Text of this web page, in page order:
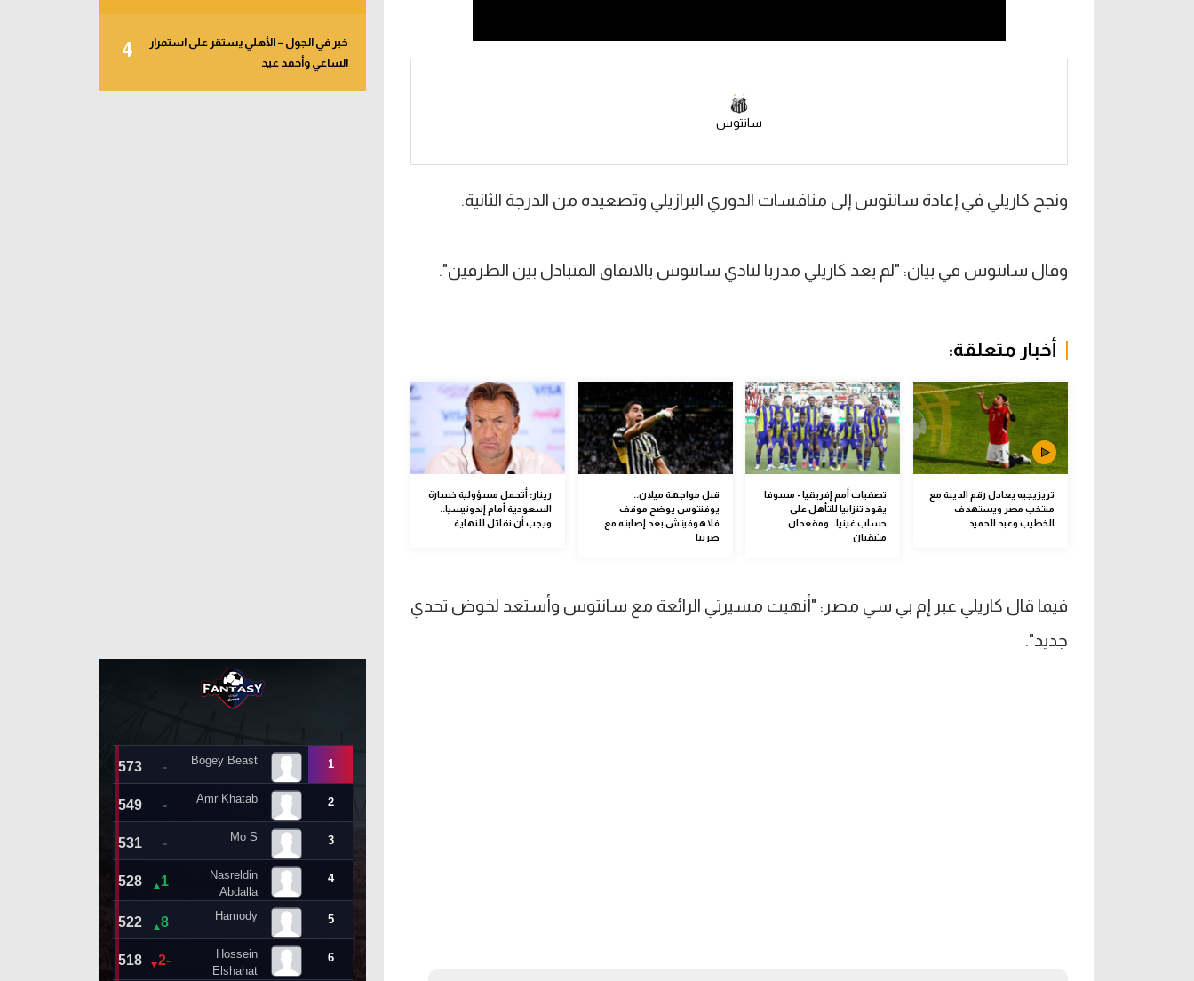
سانتوس
ونجح كاريلي في إعادة سانتوس إلى منافسات الدوري البرازيلي وتصعيده من الدرجة الثانية.
وقال سانتوس في بيان: "لم يعد كاريلي مدربا لنادي سانتوس بالاتفاق المتبادل بين الطرفين".
أخبار متعلقة:
تريزيجيه يعادل رقم الديبة مع
منتخب مصر ويستهدف
الخطيب وعبد الحميد
تصفيات أمم إفريقيا - مسوفا
يقود تنزانيا للتأهل على
حساب غينيا.. ومقعدان
متبقيان
قبل مواجهة ميلان..
يوفنتوس يوضح موقف
فلاهوفيتش بعد إصابته مع
صربيا
رينار: أتحمل مسؤولية خسارة
السعودية أمام إندونيسيا..
ويجب أن نقاتل للنهاية
فيما قال كاريلي عبر إم بي سي مصر: "أنهيت مسيرتي الرائعة مع سانتوس وأستعد لخوض تحدي
جديد".
4
خبر في الجول – الأهلي يستقر على استمرار
الساعي وأحمد عيد